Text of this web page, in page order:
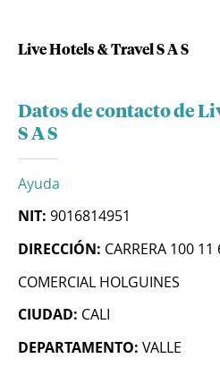
Live Hotels & Travel S A S
Datos de contacto de
S A S
Ayuda
NIT: 9016814951
DIRECCIÓN: CARRERA 100
COMERCIAL HOLGUINES
CIUDAD: CALI
DEPARTAMENTO: VALLE